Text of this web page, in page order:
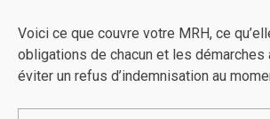
Voici ce que couvre votre MRH, ce
obligations de chacun et les
éviter un refus d’indemnisation au